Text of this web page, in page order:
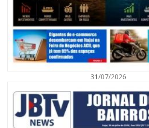
Defesa Civil de Itajaí alerta para chuva, ventos
temperatura
ITAJAÍ
31/07/2026